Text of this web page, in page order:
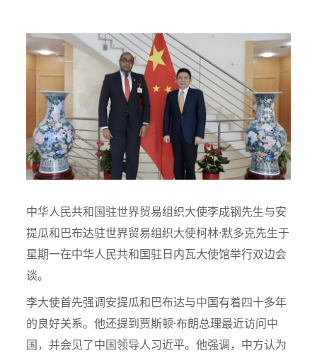
中华人民共和国驻世界贸易组织大使李成钢先生与安
提瓜和巴布达驻世界贸易组织大使柯林·默多克先生于
星期一在中华人民共和国驻日内瓦大使馆举行双边会
谈。
李大使首先强调安提瓜和巴布达与中国有着四十多年
的良好关系。他还提到贾斯顿·布朗总理最近访问中
国，并会见了中国领导人习近平。他强调，中方认为